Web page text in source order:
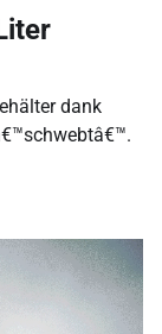
dank